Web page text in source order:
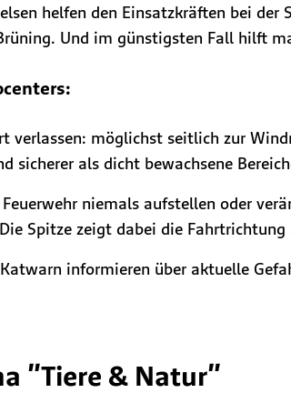
helfen den Einsatzkräften bei
Und im günstigsten Fall hilft
verlassen: möglichst seitlich zur
sicherer als dicht bewachsene
niemals aufstellen oder
Spitze zeigt dabei die Fahrtrichtung
informieren über aktuelle
"Tiere & Natur"